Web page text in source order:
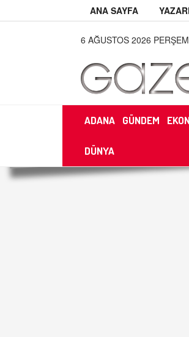
ANA SAYFA
6 AĞUSTOS 2026
ADANA GÜNDEM
DÜNYA